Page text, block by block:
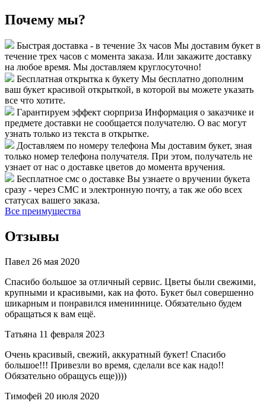
Почему мы?
Быстрая доставка - в течение 3х часов Мы доставим букет в
течение трех часов с момента заказа. Или закажите доставку
на любое время. Мы доставляем круглосуточно!
Бесплатная открытка к букету Мы бесплатно дополним
ваш букет красивой открыткой, в которой вы можете указать
все что хотите.
Гарантируем эффект сюрприза Информация о заказчике и
предмете доставки не сообщается получателю. О вас могут
узнать только из текста в открытке.
Доставляем по номеру телефона Мы доставим букет, зная
только номер телефона получателя. При этом, получатель не
узнает от нас о доставке цветов до момента вручения.
Бесплатное смс о доставке Вы узнаете о вручении букета
сразу - через СМС и электронную почту, а так же обо всех
статусах вашего заказа.
Все преимущества
Отзывы
Павел 26 мая 2020
Спасибо большое за отличный сервис. Цветы были свежими,
крупными и красивыми, как на фото. Букет был совершенно
шикарным и понравился имениннице. Обязательно будем
обращаться к вам ещё.
Татьяна 11 февраля 2023
Очень красивый, свежий, аккуратный букет! Спасибо
большое!!! Привезли во время, сделали все как надо!!
Обязательно обращусь еще))))
Тимофей 20 июля 2020